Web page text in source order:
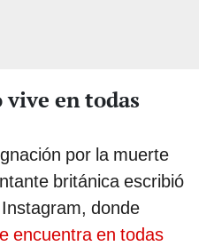
vive en todas
por la muerte
británica escribió
donde
encuentra en todas